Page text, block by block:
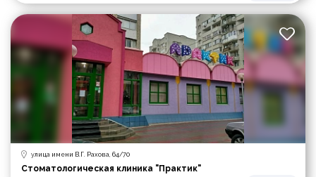
улица имени В.Г. Рахова, 64/70
Стоматологическая клиника "Практик"